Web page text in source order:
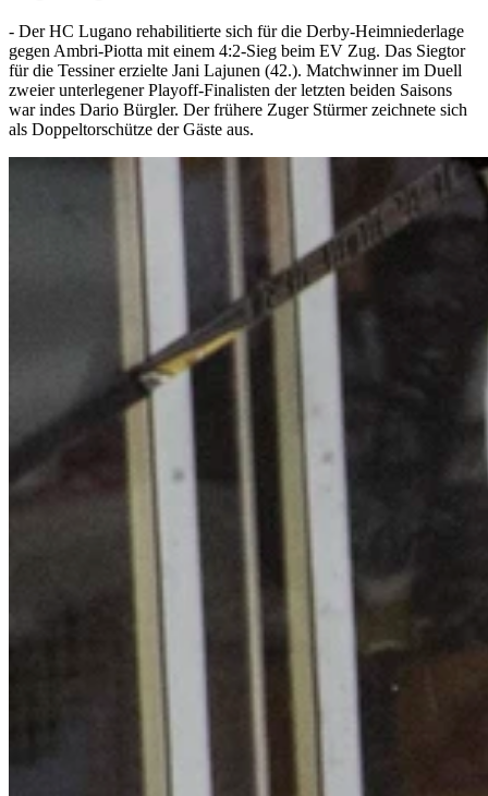
- Der HC Lugano rehabilitierte sich für die Derby-Heimniederlage
gegen Ambri-Piotta mit einem 4:2-Sieg beim EV Zug. Das Siegtor
für die Tessiner erzielte Jani Lajunen (42.). Matchwinner im Duell
zweier unterlegener Playoff-Finalisten der letzten beiden Saisons
war indes Dario Bürgler. Der frühere Zuger Stürmer zeichnete sich
als Doppeltorschütze der Gäste aus.